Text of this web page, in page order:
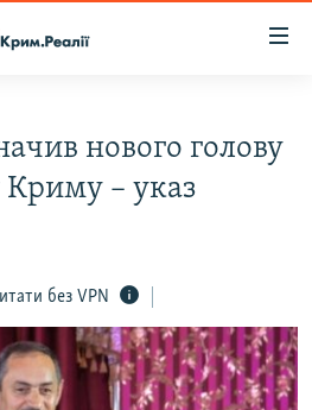
нового голову
– указ
без VPN